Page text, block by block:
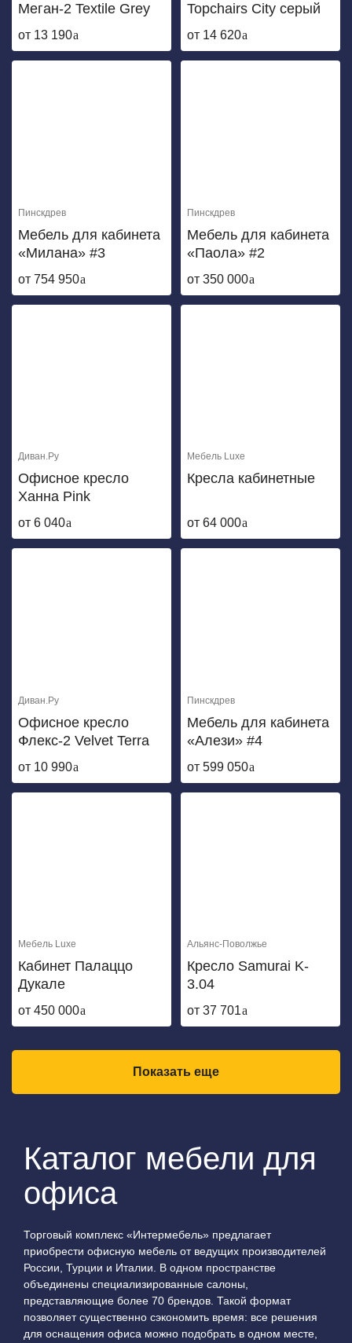
Меган-2 Textile Grey
от 13 190
Topchairs City серый
от 14 620
Пинскдрев
Мебель для кабинета
«Милана» #3
от 754 950
Пинскдрев
Мебель для кабинета
«Паола» #2
от 350 000
Диван.Ру
Офисное кресло
Ханна Pink
от 6 040
Мебель Luxe
Кресла кабинетные
от 64 000
Диван.Ру
Офисное кресло
Флекс-2 Velvet Terra
от 10 990
Пинскдрев
Мебель для кабинета
«Алези» #4
от 599 050
Мебель Luxe
Кабинет Палаццо
Дукале
от 450 000
Альянс-Поволжье
Кресло Samurai K-
3.04
от 37 701
Показать еще
Каталог мебели для
офиса
Торговый комплекс «Интермебель» предлагает
приобрести офисную мебель от ведущих производителей
России, Турции и Италии. В одном пространстве
объединены специализированные салоны,
представляющие более 70 брендов. Такой формат
позволяет существенно сэкономить время: все решения
для оснащения офиса можно подобрать в одном месте,